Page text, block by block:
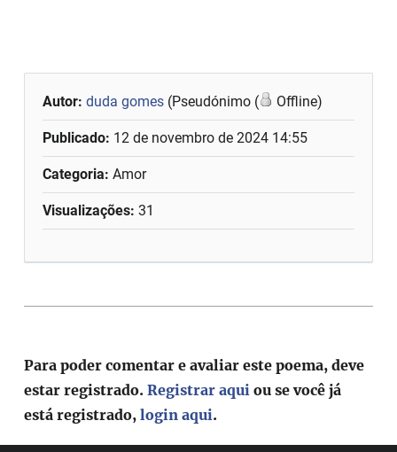
Autor:duda gomes (Pseudónimo ( Offline)
Publicado: 12 de novembro de 2024 14:55
Categoria: Amor
Visualizações: 31
Para poder comentar e avaliar este poema, deve
estar registrado.Registrar aqui ou se você já
está registrado,login aqui.